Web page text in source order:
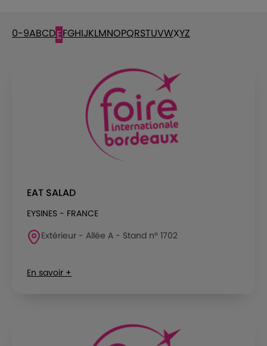
0-9ABCDEFGHIJKLMNOPQRSTUVWXYZ
EAT SALAD
EYSINES - FRANCE
Extérieur - Allée A - Stand n° 1702
En savoir +